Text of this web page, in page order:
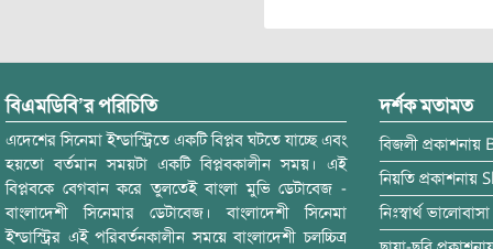
বিএমডিবি’র পরিচিতি
এদেশের সিনেমা ইন্ডাস্ট্রিতে একটি বিপ্লব ঘটতে যাচ্ছে এবং
হয়তো বর্তমান সময়টা একটি বিপ্লবকালীন সময়। এই
বিপ্লবকে বেগবান করে তুলতেই বাংলা মুভি ডেটাবেজ -
বাংলাদেশী সিনেমার ডেটাবেজ। বাংলাদেশী সিনেমা
ইন্ডাস্ট্রির এই পরিবর্তনকালীন সময়ে বাংলাদেশী চলচ্চিত্র
দর্শক মতামত
বিজলী প্রকাশনায়
নিয়তি প্রকাশনায়
নিঃস্বার্থ ভালোবাসা